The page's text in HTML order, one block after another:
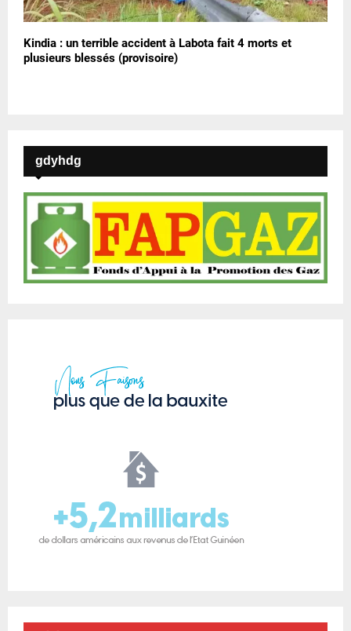
Kindia : un terrible accident à Labota fait 4 morts et
plusieurs blessés (provisoire)
gdyhdg